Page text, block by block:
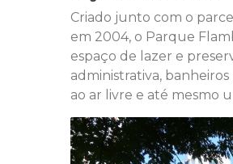
Criado junto com o
em 2004, o Parque
espaço de lazer e
administrativa,
ao ar livre e até mesmo